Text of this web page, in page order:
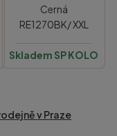
Cerná
RE1270BK/ XXL
Skladem SP KOLO
v Praze